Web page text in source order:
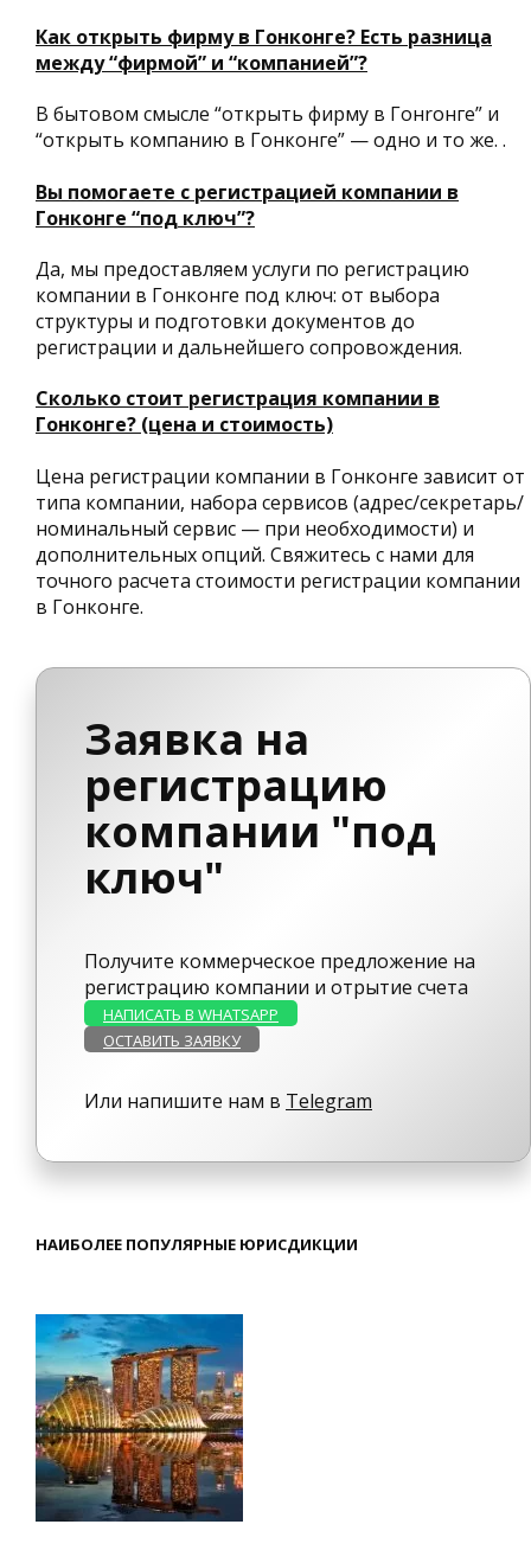
Как открыть фирму в Гонконге? Есть разница
между “фирмой” и “компанией”?
В бытовом смысле “открыть фирму в Гонrонге” и
“открыть компанию в Гонконге” — одно и то же. .
Вы помогаете с регистрацией компании в
Гонконге “под ключ”?
Да, мы предоставляем услуги по регистрацию
компании в Гонконге под ключ: от выбора
структуры и подготовки документов до
регистрации и дальнейшего сопровождения.
Сколько стоит регистрация компании в
Гонконге? (цена и стоимость)
Цена регистрации компании в Гонконге зависит от
типа компании, набора сервисов (адрес/секретарь/
номинальный сервис — при необходимости) и
дополнительных опций. Свяжитесь с нами для
точного расчета стоимости регистрации компании
в Гонконге.
Заявка на
регистрацию
компании "под
ключ"
Получите коммерческое предложение на
регистрацию компании и отрытие счета
НАПИСАТЬ В WHATSAPP
ОСТАВИТЬ ЗАЯВКУ
Или напишите нам в Telegram
НАИБОЛЕЕ ПОПУЛЯРНЫЕ ЮРИСДИКЦИИ